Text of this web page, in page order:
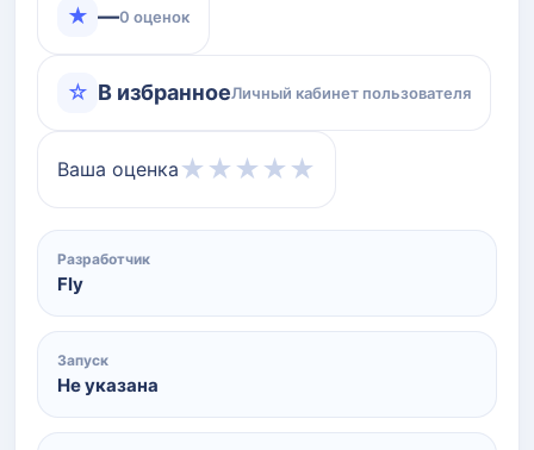
★ —0 оценок
☆ В избранноеЛичный кабинет пользователя
Ваша оценка ★ ★ ★ ★ ★
Разработчик
Fly
Запуск
Не указана